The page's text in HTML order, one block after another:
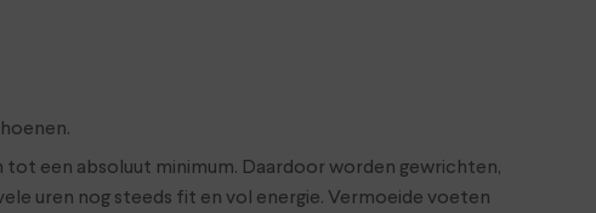
een absoluut minimum. Daardoor worden gewrichten,
uren nog steeds fit en vol energie. Vermoeide voeten